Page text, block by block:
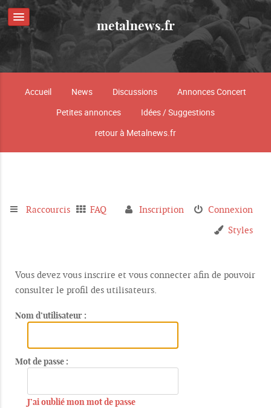
metalnews.fr
Accueil News Discussions
Annonces Concert
Petites annonces
Idées / Suggestions
retour à Metalnews.fr
Raccourcis FAQ Connexion
Inscription
Styles
Vous devez vous inscrire et vous connecter afin de pouvoir
consulter le profil des utilisateurs.
Nom d’utilisateur :
Mot de passe :
J’ai oublié mon mot de passe